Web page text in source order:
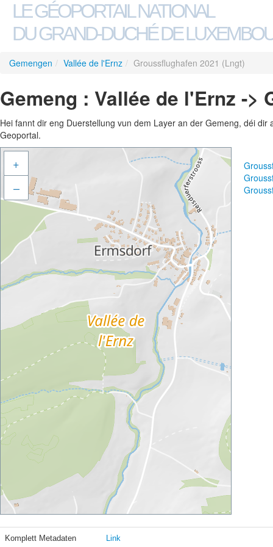
LE GÉOPORTAIL NATIONAL
DU GRAND-DUCHÉ DE
Gemengen / Vallée de l'Ernz / Groussflughafen 2021 (Lngt)
Gemeng : Vallée de l'Ernz ->
Hei fannt dir eng Duerstellung vun dem Layer an der Gemeng, déi
Geoportal.
+
–
Komplett Metadaten Link